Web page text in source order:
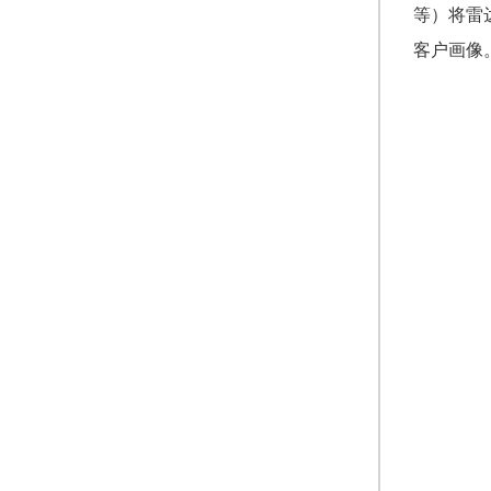
等）将雷
客户画像